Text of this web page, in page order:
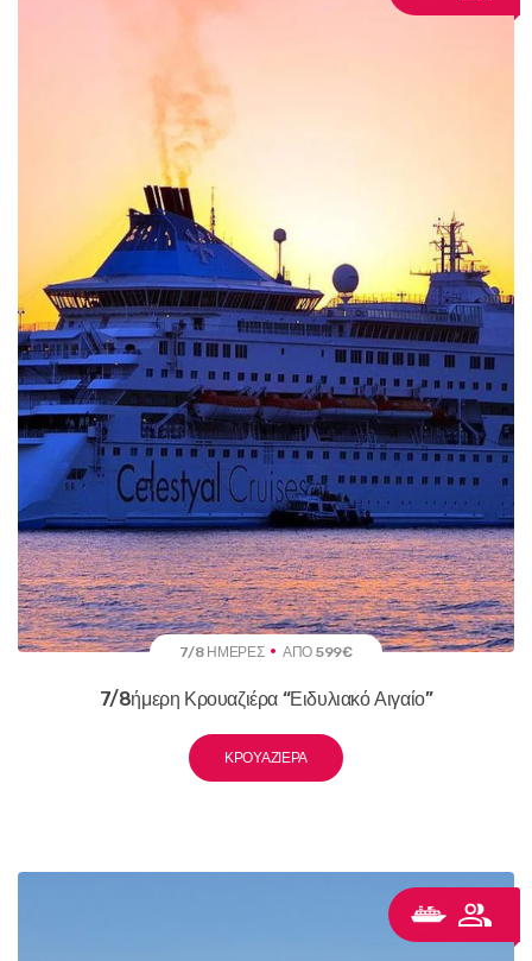
7/8 ΗΜΈΡΕΣ ΑΠΌ 599€
7/8ήμερη Κρουαζιέρα “Ειδυλιακό Αιγαίο”
ΚΡΟΥΑΖΙΈΡΑ